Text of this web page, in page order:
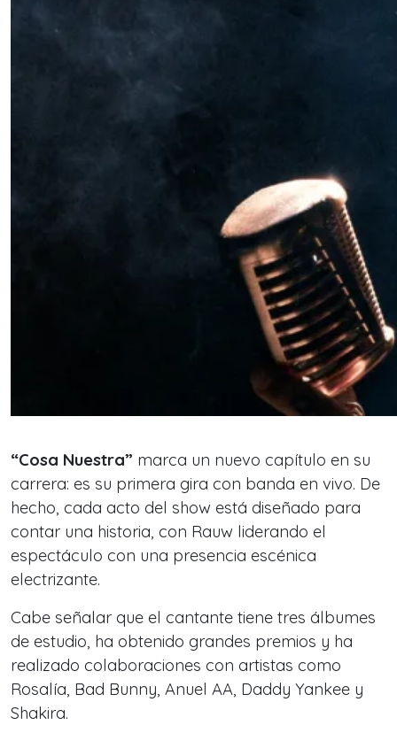
“Cosa Nuestra” marca un nuevo capítulo en su
carrera: es su primera gira con banda en vivo. De
hecho, cada acto del show está diseñado para
contar una historia, con Rauw liderando el
espectáculo con una presencia escénica
electrizante.
Cabe señalar que el cantante tiene tres álbumes
de estudio, ha obtenido grandes premios y ha
realizado colaboraciones con artistas como
Rosalía, Bad Bunny, Anuel AA, Daddy Yankee y
Shakira.